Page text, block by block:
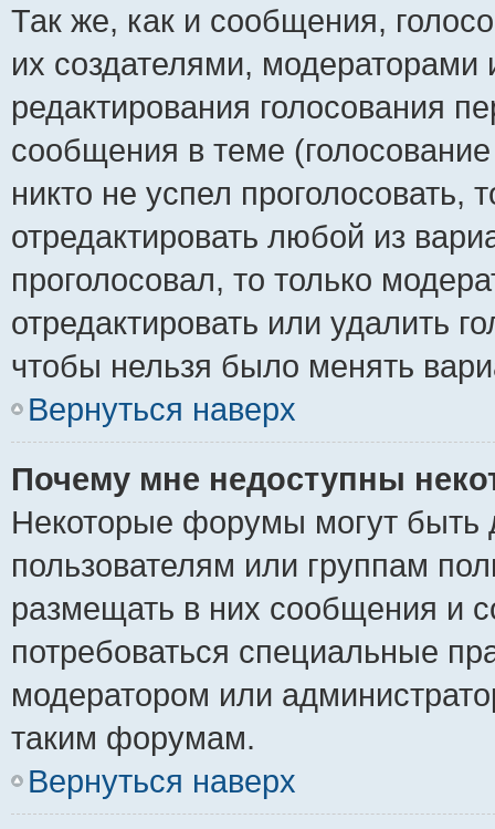
Так же, как и сообщения,
их создателями,
редактирования голосования
сообщения в теме
никто не успел проголосовать,
отредактировать любой из
проголосовал, то только
отредактировать или удалить
чтобы нельзя было менять
Вернуться наверх
Почему мне недоступны
Некоторые форумы могут быть
пользователям или группам
размещать в них сообщения и
потребоваться специальные
модератором или
таким форумам.
Вернуться наверх